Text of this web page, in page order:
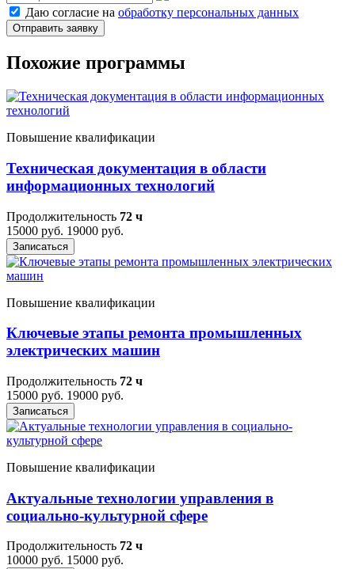
Даю согласие на обработку персональных данных
Отправить заявку
Похожие программы
Повышение квалификации
Техническая документация в области
информационных технологий
Продолжительность 72 ч
15000 руб. 19000 руб.
Записаться
Повышение квалификации
Ключевые этапы ремонта промышленных
электрических машин
Продолжительность 72 ч
15000 руб. 19000 руб.
Записаться
Повышение квалификации
Актуальные технологии управления в
социально-культурной сфере
Продолжительность 72 ч
10000 руб. 15000 руб.